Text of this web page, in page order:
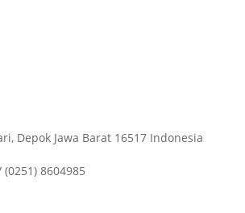
Depok Jawa Barat 16517 Indonesia
8604985